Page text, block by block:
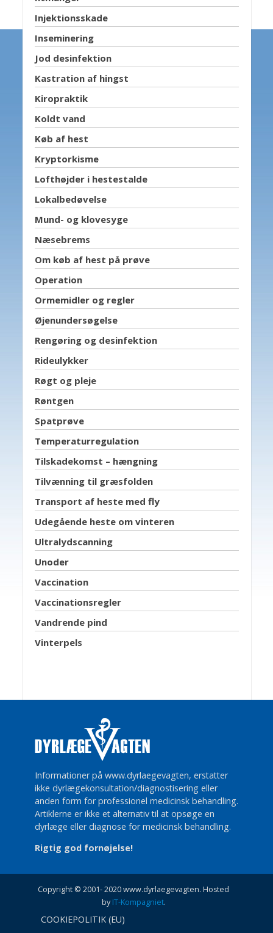
Injektionsskade
Inseminering
Jod desinfektion
Kastration af hingst
Kiropraktik
Koldt vand
Køb af hest
Kryptorkisme
Lofthøjder i hestestalde
Lokalbedøvelse
Mund- og klovesyge
Næsebrems
Om køb af hest på prøve
Operation
Ormemidler og regler
Øjenundersøgelse
Rengøring og desinfektion
Rideulykker
Røgt og pleje
Røntgen
Spatprøve
Temperaturregulation
Tilskadekomst – hængning
Tilvænning til græsfolden
Transport af heste med fly
Udegående heste om vinteren
Ultralydscanning
Unoder
Vaccination
Vaccinationsregler
Vandrende pind
Vinterpels
Informationer på www.dyrlaegevagten, erstatter
ikke dyrlægekonsultation/diagnostisering eller
anden form for professionel medicinsk behandling.
Artiklerne er ikke et alternativ til at opsøge en
dyrlæge eller diagnose for medicinsk behandling.
Rigtig god fornøjelse!
Copyright © 2001- 2020 www.dyrlaegevagten. Hosted
byIT-Kompagniet.
COOKIEPOLITIK (EU)